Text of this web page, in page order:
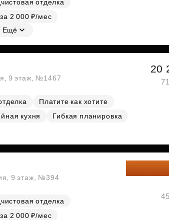
отделка
2 000 ₽/мес
Ещё
9 этаж, №1467
Платите как хотите
кухня
Гибкая планировка
20
9 этаж, №394
отделка
2 000 ₽/мес